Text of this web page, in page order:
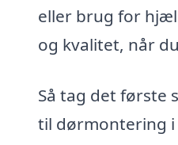
eller brug for
og kvalitet, når
Så tag det første
til dørmontering i